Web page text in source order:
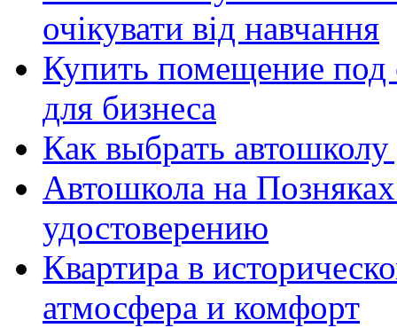
очікувати від навчання
Купить помещение под
для бизнеса
Как выбрать
Автошкола на
удостоверению
Квартира в
атмосфера и комфорт